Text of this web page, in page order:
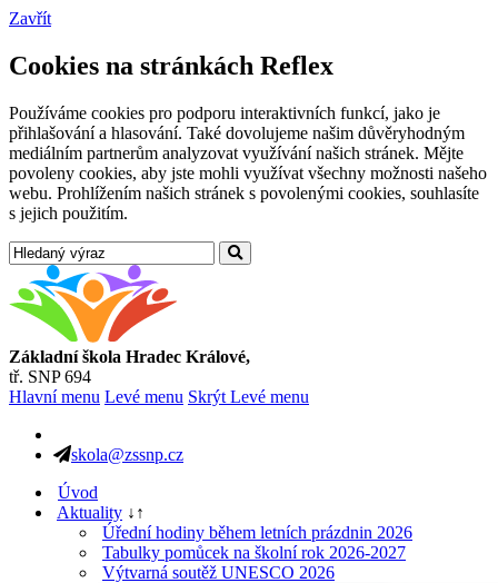
Zavřít
Cookies na stránkách Reflex
Používáme cookies pro podporu interaktivních funkcí, jako je
přihlašování a hlasování. Také dovolujeme našim důvěryhodným
mediálním partnerům analyzovat využívání našich stránek. Mějte
povoleny cookies, aby jste mohli využívat všechny možnosti našeho
webu. Prohlížením našich stránek s povolenými cookies, souhlasíte
s jejich použitím.
Základní škola Hradec Králové,
tř. SNP 694
Hlavní menu Levé menu Skrýt Levé menu
skola@zssnp.cz
Úvod
Aktuality ↓ ↑
Úřední hodiny během letních prázdnin 2026
Tabulky pomůcek na školní rok 2026-2027
Výtvarná soutěž UNESCO 2026